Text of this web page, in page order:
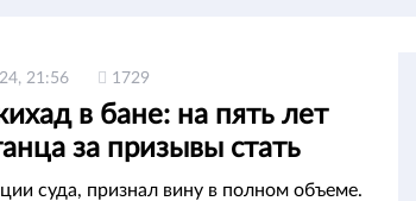
21:56 1729
в бане: на пять лет
за призывы стать
суда, признал вину в полном объеме.